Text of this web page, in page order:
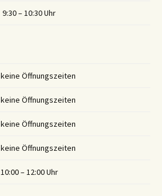
9:30 – 10:30 Uhr
keine Öffnungszeiten
keine Öffnungszeiten
keine Öffnungszeiten
keine Öffnungszeiten
10:00 – 12:00 Uhr